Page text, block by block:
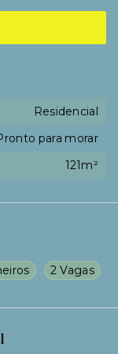
2 Vagas
Residencial
para morar
121m²